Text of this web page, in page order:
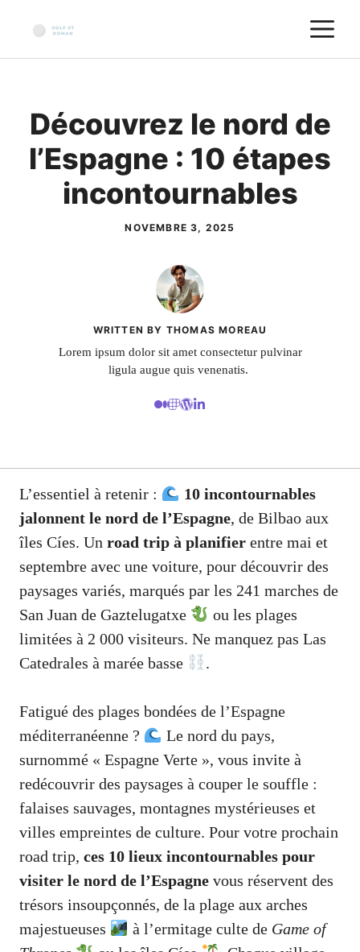
contenu
Découvrez le nord de
l’Espagne : 10 étapes
incontournables
NOVEMBRE 3, 2025
WRITTEN BY THOMAS MOREAU
Lorem ipsum dolor sit amet consectetur pulvinar
ligula augue quis venenatis.
L’essentiel à retenir :
10 incontournables
jalonnent le nord de l’Espagne, de Bilbao aux
îles Cíes. Un road trip à planifier entre mai et
septembre avec une voiture, pour découvrir des
paysages variés, marqués par les 241 marches de
San Juan de Gaztelugatxe
ou les plages
limitées à 2 000 visiteurs. Ne manquez pas Las
Catedrales à marée basse
.
Fatigué des plages bondées de l’Espagne
méditerranéenne ?
Le nord du pays,
surnommé « Espagne Verte », vous invite à
redécouvrir des paysages à couper le souffle :
falaises sauvages, montagnes mystérieuses et
villes empreintes de culture. Pour votre prochain
road trip, ces 10 lieux incontournables pour
visiter le nord de l’Espagne vous réservent des
trésors insoupçonnés, de la plage aux arches
majestueuses
à l’ermitage culte de Game of